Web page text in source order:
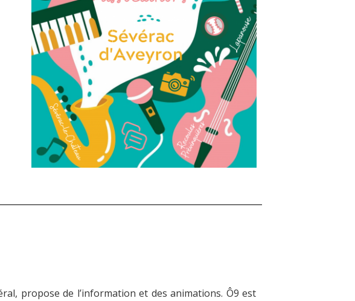
propose de l’information et des animations. Ô9 est